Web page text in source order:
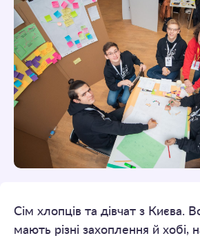
Сім хлопців та дівчат з Києва.
мають різні захоплення й хобі,